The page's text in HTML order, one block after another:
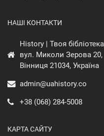
НАШІ КОНТАКТИ
History | Твоя бібліотека
вул. Миколи Зерова 20,
Вінниця 21034, Україна
admin@uahistory.co
+38 (068) 284-5008
КАРТА САЙТУ